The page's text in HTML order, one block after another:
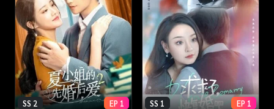
SS 2 EP 1 SS 1 EP 1